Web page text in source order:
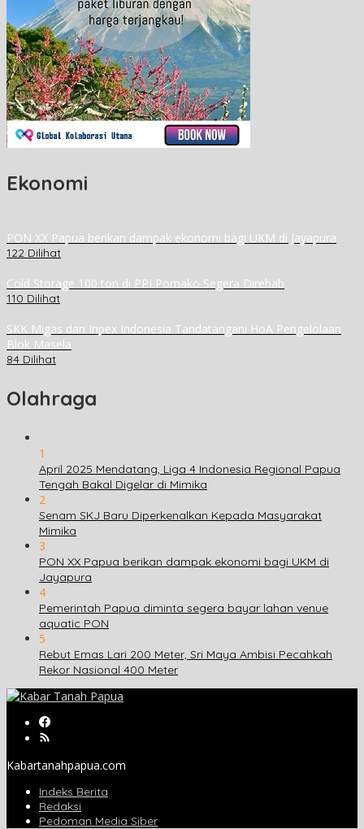
Ekonomi
PON XX Papua berikan dampak ekonomi bagi UKM di Jayapura
122 Dilihat
Cold Storage 100 ton di PPI Pomako Segera Direhab
110 Dilihat
SKK Migas dan Inpex Indonesia Tandatangani HoA Pengelolaan
Blok Masela
84 Dilihat
Olahraga
1
April 2025 Mendatang, Liga 4 Indonesia Regional Papua
Tengah Bakal Digelar di Mimika
2
Senam SKJ Baru Diperkenalkan Kepada Masyarakat
Mimika
3
PON XX Papua berikan dampak ekonomi bagi UKM di
Jayapura
4
Pemerintah Papua diminta segera bayar lahan venue
aquatic PON
5
Rebut Emas Lari 200 Meter, Sri Maya Ambisi Pecahkah
Rekor Nasional 400 Meter
Kabartanahpapua.com
Indeks Berita
Redaksi
Pedoman Media Siber